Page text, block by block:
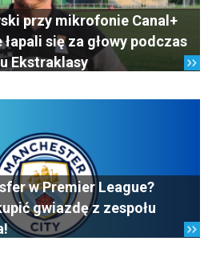
przy mikrofonie Canal+
się za głowy podczas
Ekstraklasy
w Premier League?
gwiazdę z zespołu